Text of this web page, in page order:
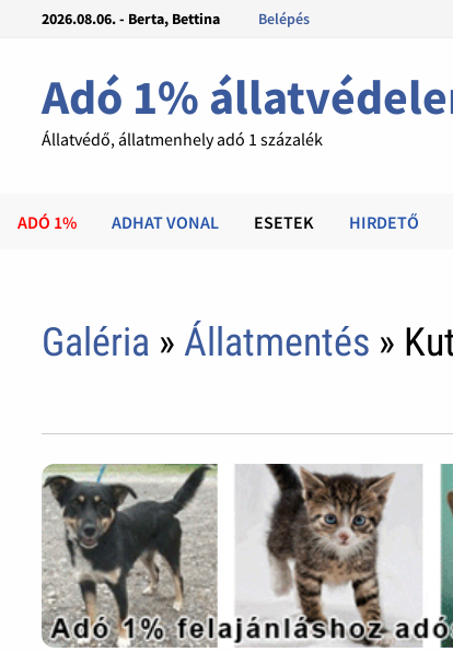
2026.08.06. - Berta, Bettina Belépés
Adó 1%
Állatvédő, állatmenhely adó 1 százalék
ADÓ 1% ADHAT VONAL ESETEK HIRDETŐ
Galéria » Állatmentés »